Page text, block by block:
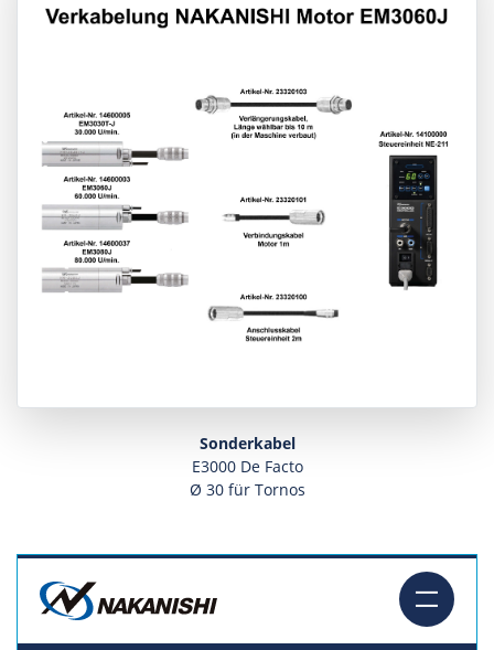
Sonderkabel
E3000 De Facto
Ø 30 für Tornos